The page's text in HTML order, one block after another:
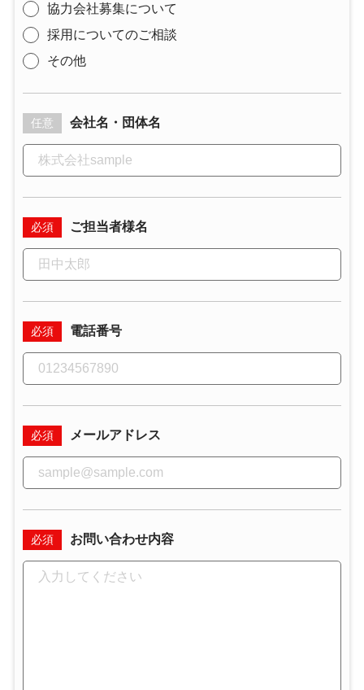
協力会社募集について
採用についてのご相談
その他
任意 会社名・団体名
必須 ご担当者様名
必須 電話番号
必須 メールアドレス
必須 お問い合わせ内容